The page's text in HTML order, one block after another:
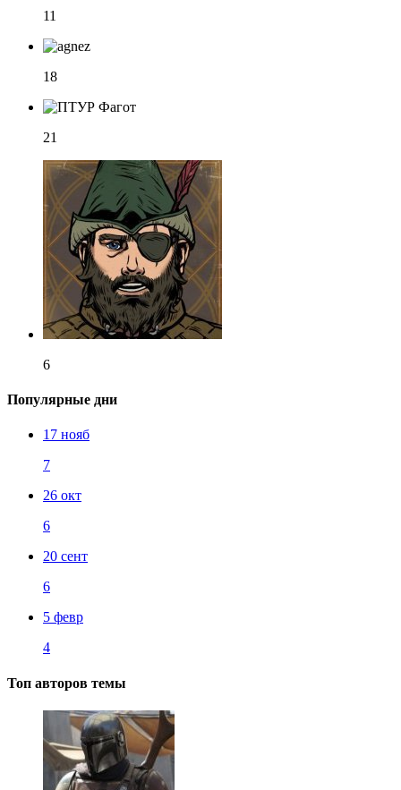
11
18
21
6
Популярные дни
17 нояб
7
26 окт
6
20 сент
6
5 февр
4
Топ авторов темы